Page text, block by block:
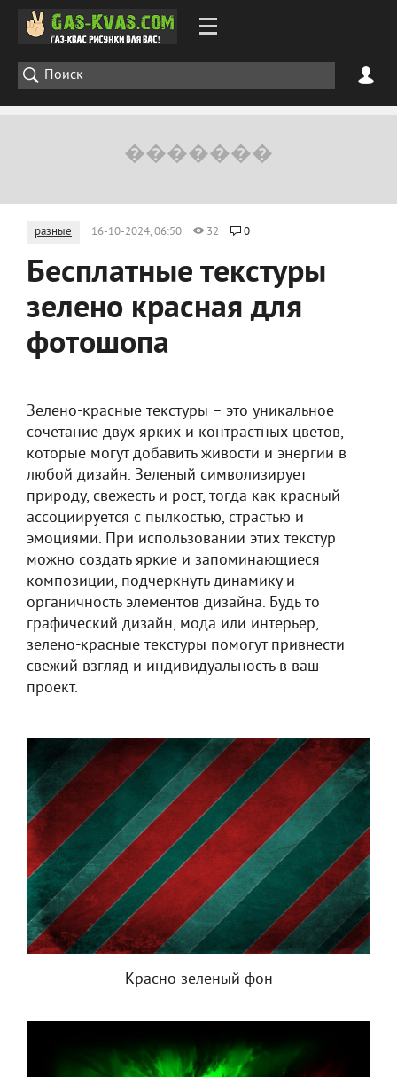
разные 16-10-2024, 06:50 32 0
Бесплатные текстуры
зелено красная для
фотошопа
Зелено-красные текстуры – это уникальное
сочетание двух ярких и контрастных цветов,
которые могут добавить живости и энергии в
любой дизайн. Зеленый символизирует
природу, свежесть и рост, тогда как красный
ассоциируется с пылкостью, страстью и
эмоциями. При использовании этих текстур
можно создать яркие и запоминающиеся
композиции, подчеркнуть динамику и
органичность элементов дизайна. Будь то
графический дизайн, мода или интерьер,
зелено-красные текстуры помогут привнести
свежий взгляд и индивидуальность в ваш
проект.
Красно зеленый фон